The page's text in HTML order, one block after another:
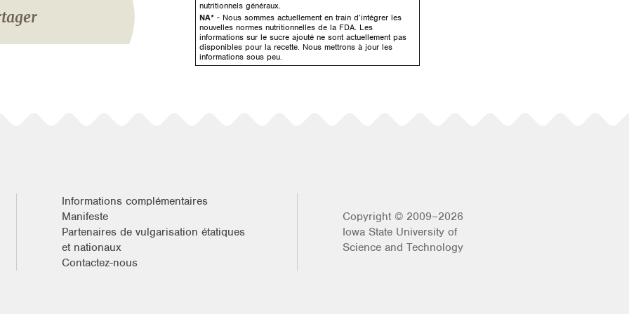
nutritionnels généraux.
NA* - Nous sommes actuellement en train d’intégrer les
nouvelles normes nutritionnelles de la FDA. Les
informations sur le sucre ajouté ne sont actuellement pas
disponibles pour la recette. Nous mettrons à jour les
informations sous peu.
Informations complémentaires
Manifeste
Partenaires de vulgarisation étatiques
et nationaux
Contactez-nous
Copyright © 2009–2026
Iowa State University of
Science and Technology